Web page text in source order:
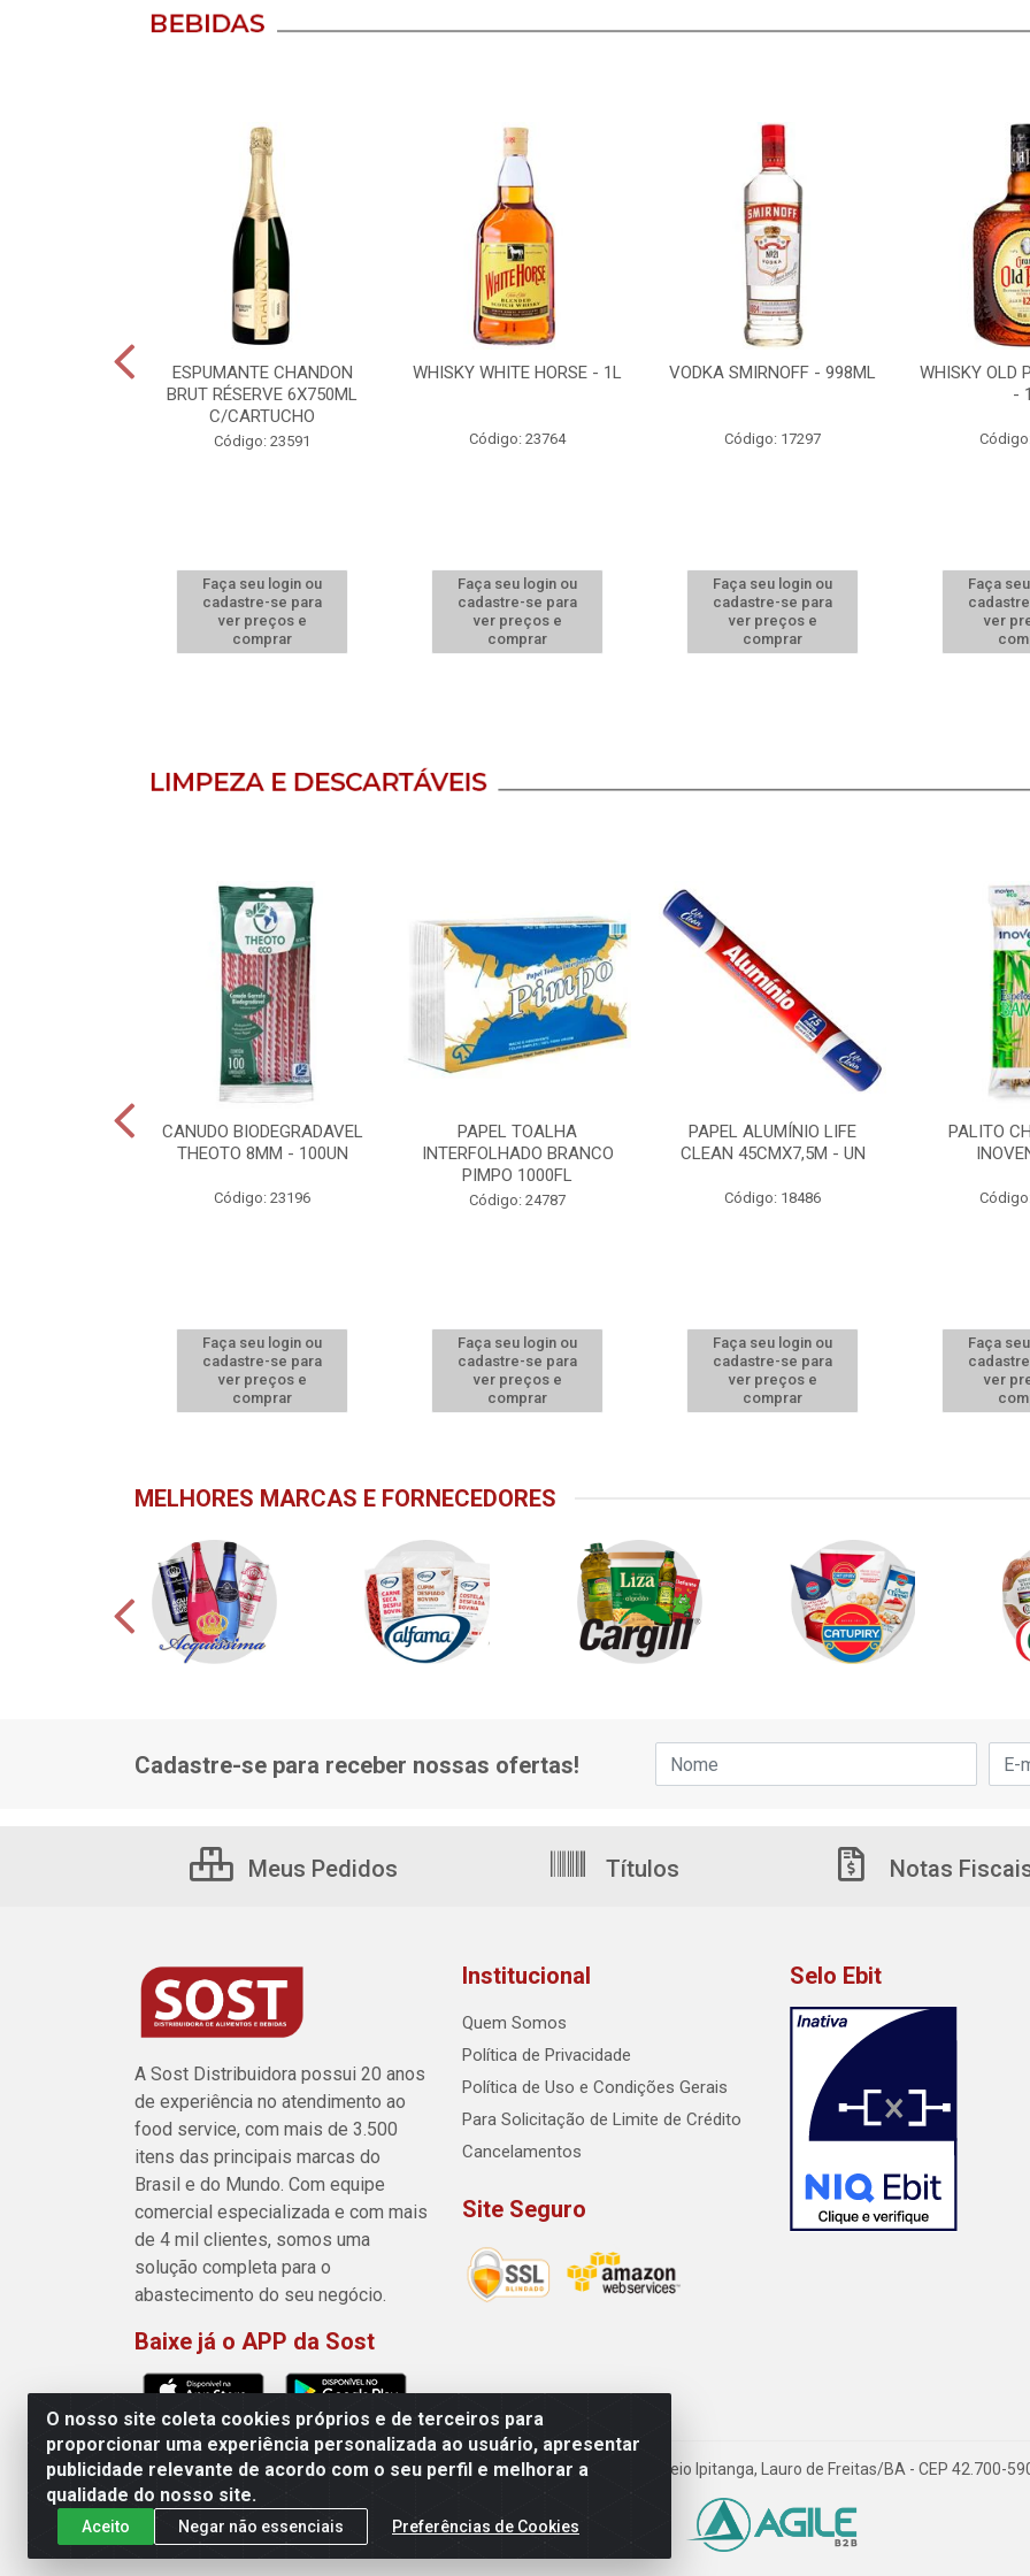
ESPUMANTE CHANDON
BRUT RÉSERVE 6X750ML
C/CARTUCHO
Código: 23591
Faça seu login ou
cadastre-se para
ver preços e
comprar
WHISKY WHITE HORSE - 1L
Código: 23764
Faça seu login ou
cadastre-se para
ver preços e
comprar
VODKA SMIRNOFF - 998ML
Código: 17297
Faça seu login ou
cadastre-se para
ver preços e
comprar
WHISKY OLD
-
Faça
ver
CANUDO BIODEGRADAVEL
THEOTO 8MM - 100UN
Código: 23196
Faça seu login ou
cadastre-se para
ver preços e
comprar
PAPEL TOALHA
INTERFOLHADO BRANCO
PIMPO 1000FL
Código: 24787
Faça seu login ou
cadastre-se para
ver preços e
comprar
PAPEL ALUMÍNIO LIFE
CLEAN 45CMX7,5M - UN
Código: 18486
Faça seu login ou
cadastre-se para
ver preços e
comprar
PALITO
Faça
ver
MELHORES MARCAS E FORNECEDORES
O nosso site coleta cookies próprios e de terceiros para
proporcionar uma experiência personalizada ao usuário, apresentar
publicidade relevante de acordo com o seu perfil e melhorar a
qualidade do nosso site.
Aceito Negar não essenciais Preferências de Cookies
Cadastre-se para receber nossas ofertas!
Meus Pedidos Títulos Notas
A Sost Distribuidora possui 20 anos
de experiência no atendimento ao
food service, com mais de 3.500
itens das principais marcas do
Brasil e do Mundo. Com equipe
comercial especializada e com mais
de 4 mil clientes, somos uma
solução completa para o
abastecimento do seu negócio.
Baixe já o APP da Sost
Institucional
Quem Somos
Política de Privacidade
Política de Uso e Condições Gerais
Para Solicitação de Limite de Crédito
Cancelamentos
Site Seguro
Selo Ebit
Sost Distribuidora - Rua Cândido Rissut, 254 - Recreio Ipitanga, Lauro de Freitas/BA - CEP 42.700-